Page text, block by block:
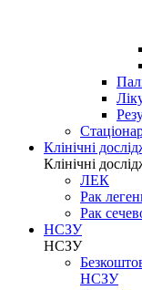
Клінічні
Клінічні
ЛЕК
Рак
Рак
НСЗУ
НСЗУ
НСЗУ